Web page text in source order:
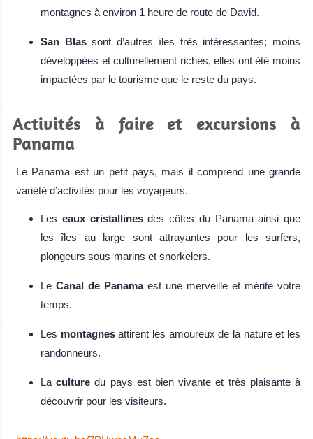
montagnes à environ 1 heure de route de David.
San Blassont d’autres îles très intéressantes; moins
développées et culturellement riches, elles ont été moins
impactées par le tourisme que le reste du pays.
Activités à faire et excursions à
Panama
Le Panama est un petit pays, mais il comprend une grande
variété d’activités pour les voyageurs.
Les eaux cristallinesdes côtes du Panama ainsi que
les îles au large sont attrayantes pour les surfers,
plongeurs sous-marins et snorkelers.
Le Canal de Panamaest une merveille et mérite votre
temps.
Les montagnesattirent les amoureux de la nature et les
randonneurs.
Laculture du pays est bien vivante et très plaisante à
découvrir pour les visiteurs.